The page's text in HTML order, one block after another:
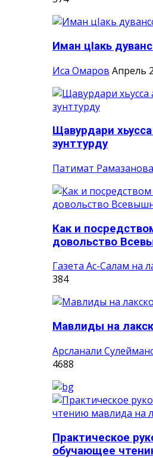
Иман цIакь
Иса Омаров Апрель
Щавурдари
зунттурду
Патимат Рамазанова
Как и
довольство
Газета Ас-Салам на
384
Мавлиды на
Арсланали
4688
Практическое
обучающее